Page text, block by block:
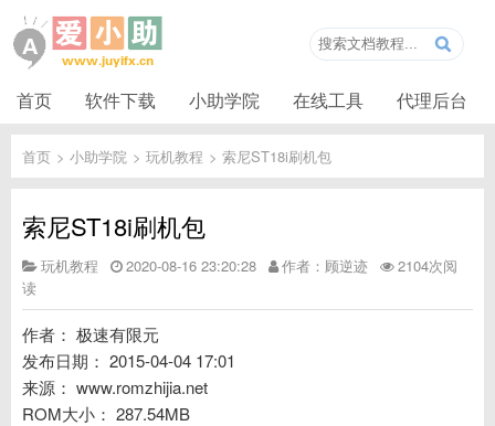
首页 软件下载 小助学院 在线工具 代理后台
首页 > 小助学院 > 玩机教程 > 索尼ST18i刷机包
索尼ST18i刷机包
玩机教程 2020-08-16 23:20:28 作者：顾逆迹
2104次阅
读
作者： 极速有限元
发布日期： 2015-04-04 17:01
来源： www.romzhijia.net
ROM大小： 287.54MB